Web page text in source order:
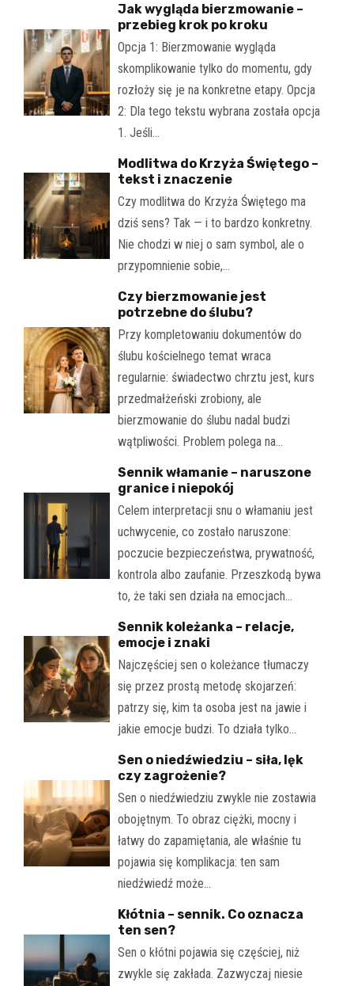
Jak wygląda bierzmowanie –
przebieg krok po kroku
Opcja 1: Bierzmowanie wygląda
skomplikowanie tylko do momentu, gdy
rozłoży się je na konkretne etapy. Opcja
2: Dla tego tekstu wybrana została opcja
1. Jeśli…
Modlitwa do Krzyża Świętego –
tekst i znaczenie
Czy modlitwa do Krzyża Świętego ma
dziś sens? Tak — i to bardzo konkretny.
Nie chodzi w niej o sam symbol, ale o
przypomnienie sobie,…
Czy bierzmowanie jest
potrzebne do ślubu?
Przy kompletowaniu dokumentów do
ślubu kościelnego temat wraca
regularnie: świadectwo chrztu jest, kurs
przedmałżeński zrobiony, ale
bierzmowanie do ślubu nadal budzi
wątpliwości. Problem polega na…
Sennik włamanie – naruszone
granice i niepokój
Celem interpretacji snu o włamaniu jest
uchwycenie, co zostało naruszone:
poczucie bezpieczeństwa, prywatność,
kontrola albo zaufanie. Przeszkodą bywa
to, że taki sen działa na emocjach…
Sennik koleżanka – relacje,
emocje i znaki
Najczęściej sen o koleżance tłumaczy
się przez prostą metodę skojarzeń:
patrzy się, kim ta osoba jest na jawie i
jakie emocje budzi. To działa tylko…
Sen o niedźwiedziu – siła, lęk
czy zagrożenie?
Sen o niedźwiedziu zwykle nie zostawia
obojętnym. To obraz ciężki, mocny i
łatwy do zapamiętania, ale właśnie tu
pojawia się komplikacja: ten sam
niedźwiedź może…
Kłótnia – sennik. Co oznacza
ten sen?
Sen o kłótni pojawia się częściej, niż
zwykle się zakłada. Zazwyczaj niesie